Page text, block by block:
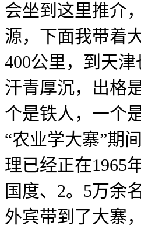
会坐到这里推介
源，下面我带着
400公里，到天
汗青厚沉，出格
个是铁人，一个
“农业学大寨”期
理已经正在1965
国度、2。5万余
外宾带到了大寨